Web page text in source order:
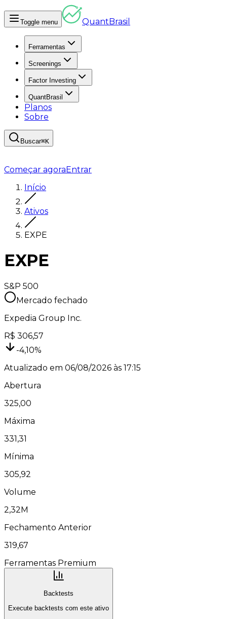
Toggle menu QuantBrasil
Ferramentas
Screenings
Factor Investing
QuantBrasil
Planos
Sobre
Buscar⌘K
Começar agoraEntrar
Início
Ativos
EXPE
EXPE
S&P 500
Mercado fechado
Expedia Group Inc.
R$ 306,57
-4,10%
Atualizado em 06/08/2026 às 17:15
Abertura
325,00
Máxima
331,31
Mínima
305,92
Volume
2,32M
Fechamento Anterior
319,67
Ferramentas Premium
Backtests
Execute backtests com este ativo